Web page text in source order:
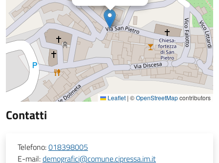
Leaflet | ©OpenStreetMapcontributors
Contatti
Telefono:018398005
E-mail:demografici@comune.cipressa.im.it